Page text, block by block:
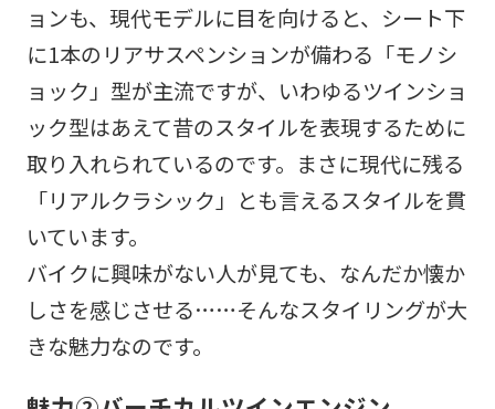
ョンも、現代モデルに目を向けると、シート下
に1本のリアサスペンションが備わる「モノシ
ョック」型が主流ですが、いわゆるツインショ
ック型はあえて昔のスタイルを表現するために
取り入れられているのです。まさに現代に残る
「リアルクラシック」とも言えるスタイルを貫
いています。
バイクに興味がない人が見ても、なんだか懐か
しさを感じさせる……そんなスタイリングが大
きな魅力なのです。